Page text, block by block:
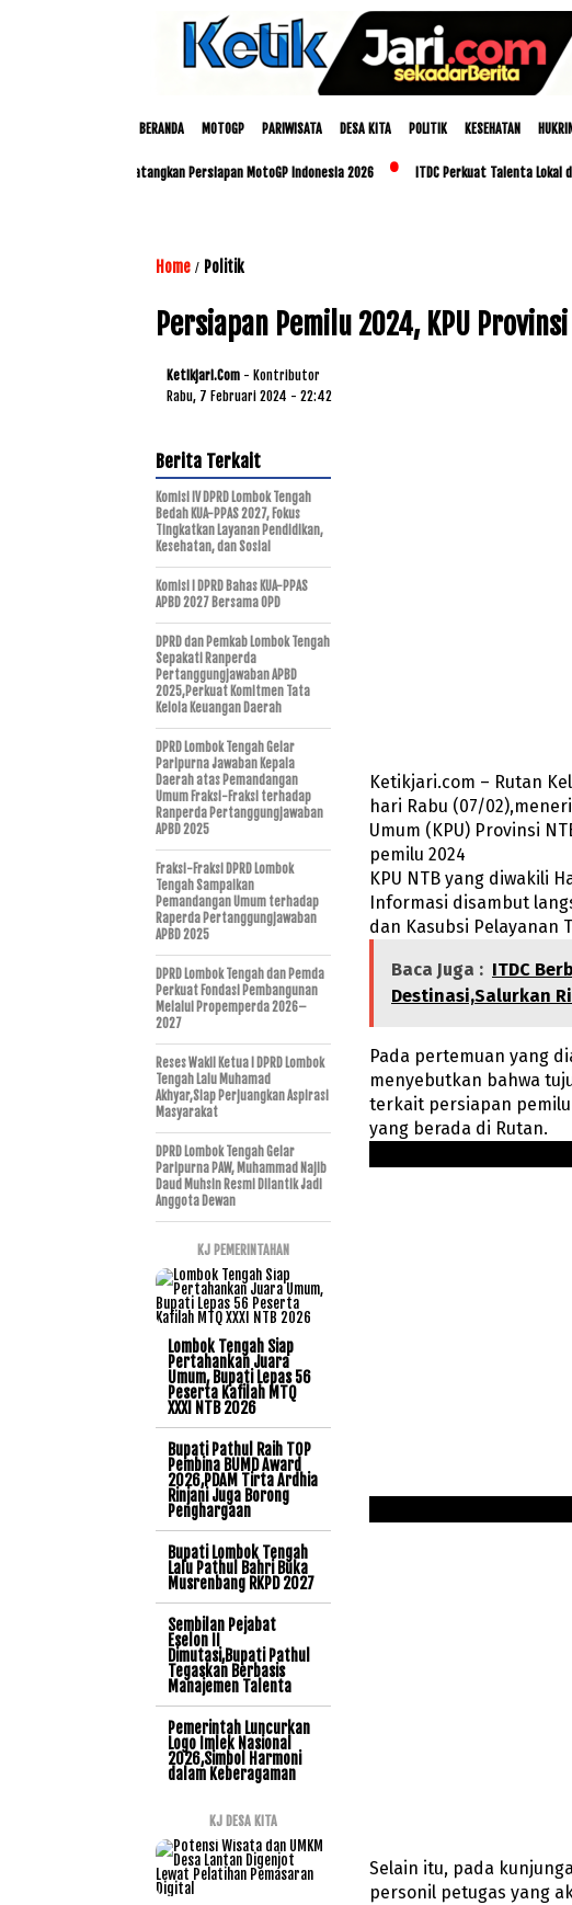
BERANDA MOTOGP PARIWISATA DESA KITA POLITIK KESEHATAN
dan Polda NTB Matangkan Persiapan MotoGP Indonesia 2026 ITDC Perkuat Talenta Lokal dan
Home / Politik
Persiapan Pemilu 2024, KPU
Ketikjari.com - Kontributor
Rabu, 7 Februari 2024 - 22:42
Ketikjari.com – Rutan
hari Rabu (07/
Umum (KPU) Provinsi
pemilu 2024
KPU NTB yang diwakili
Informasi disambut
dan Kasubsi Pelayanan
Baca Juga : ITDC
Destinasi,Salurkan
Pada pertemuan yang
menyebutkan bahwa
terkait persiapan
yang berada di Rutan.
Selain itu, pada
personil petugas yang
Berita Terkait
Komisi IV DPRD Lombok Tengah
Bedah KUA-PPAS 2027, Fokus
Tingkatkan Layanan Pendidikan,
Kesehatan, dan Sosial
Komisi I DPRD Bahas KUA-PPAS
APBD 2027 Bersama OPD
DPRD dan Pemkab Lombok Tengah
Sepakati Ranperda
Pertanggungjawaban APBD
2025,Perkuat Komitmen Tata
Kelola Keuangan Daerah
DPRD Lombok Tengah Gelar
Paripurna Jawaban Kepala
Daerah atas Pemandangan
Umum Fraksi-Fraksi terhadap
Ranperda Pertanggungjawaban
APBD 2025
Fraksi-Fraksi DPRD Lombok
Tengah Sampaikan
Pemandangan Umum terhadap
Raperda Pertanggungjawaban
APBD 2025
DPRD Lombok Tengah dan Pemda
Perkuat Fondasi Pembangunan
Melalui Propemperda 2026–
2027
Reses Wakil Ketua I DPRD Lombok
Tengah Lalu Muhamad
Akhyar,Siap Perjuangkan Aspirasi
Masyarakat
DPRD Lombok Tengah Gelar
Paripurna PAW, Muhammad Najib
Daud Muhsin Resmi Dilantik Jadi
Anggota Dewan
KJ PEMERINTAHAN
Lombok Tengah Siap
Pertahankan Juara
Umum, Bupati Lepas 56
Peserta Kafilah MTQ
XXXI NTB 2026
Bupati Pathul Raih TOP
Pembina BUMD Award
2026,PDAM Tirta Ardhia
Rinjani Juga Borong
Penghargaan
Bupati Lombok Tengah
Lalu Pathul Bahri Buka
Musrenbang RKPD 2027
Sembilan Pejabat
Eselon II
Dimutasi,Bupati Pathul
Tegaskan Berbasis
Manajemen Talenta
Pemerintah Luncurkan
Logo Imlek Nasional
2026,Simbol Harmoni
dalam Keberagaman
KJ DESA KITA